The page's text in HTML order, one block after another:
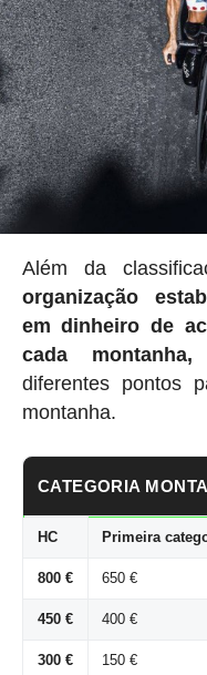
Além da
organização
em dinheiro de
cada montanha,
diferentes pontos
montanha.
CATEGORIA
HC Primeira
800 € 650 €
450 € 400 €
300 € 150 €